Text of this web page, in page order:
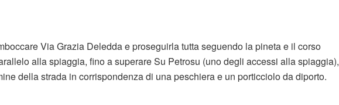
Via Grazia Deledda e proseguirla tutta seguendo la pineta e il corso
alla spiaggia, fino a superare Su Petrosu (uno degli accessi alla spiaggia),
della strada in corrispondenza di una peschiera e un porticciolo da diporto.